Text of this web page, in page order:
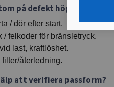
på defekt
/ dör efter start.
/ felkoder för bränsletryck.
last, kraftlöshet.
återledning.
att verifiera passform?